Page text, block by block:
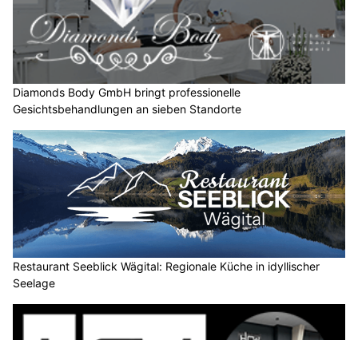
Diamonds Body GmbH bringt professionelle
Gesichtsbehandlungen an sieben Standorte
Restaurant Seeblick Wägital: Regionale Küche in idyllischer
Seelage